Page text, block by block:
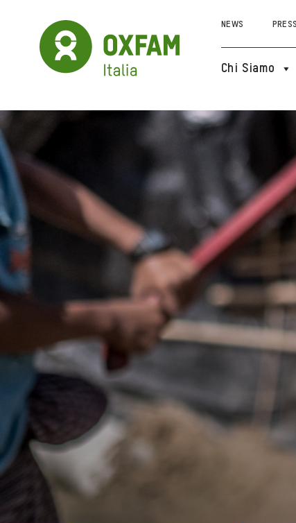
NEWS PRESS
Chi Siamo